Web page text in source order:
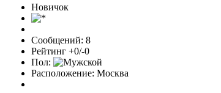
Новичок
Сообщений: 8
Рейтинг +0/-0
Пол:
Расположение: Москва